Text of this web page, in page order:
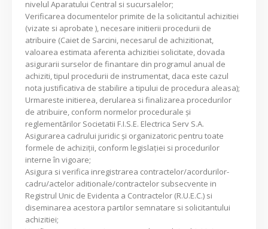
nivelul Aparatului Central si sucursalelor;
Verificarea documentelor primite de la solicitantul achizitiei
(vizate si aprobate ), necesare initierii procedurii de
atribuire (Caiet de Sarcini, necesarul de achizitionat,
valoarea estimata aferenta achizitiei solicitate, dovada
asigurarii surselor de finantare din programul anual de
achiziti, tipul procedurii de instrumentat, daca este cazul
nota justificativa de stabilire a tipului de procedura aleasa);
Urmareste initierea, derularea si finalizarea procedurilor
de atribuire, conform normelor procedurale şi
reglementărilor Societatii F.I.S.E. Electrica Serv S.A.
Asigurarea cadrului juridic şi organizatoric pentru toate
formele de achiziţii, conform legislaţiei si procedurilor
interne în vigoare;
Asigura si verifica inregistrarea contractelor/acordurilor-
cadru/actelor aditionale/contractelor subsecvente in
Registrul Unic de Evidenta a Contractelor (R.U.E.C.) si
diseminarea acestora partilor semnatare si solicitantului
achizitiei;